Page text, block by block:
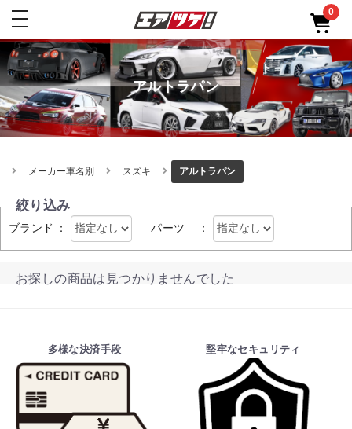
toggle
0
アルトラパン
メーカー車名別 スズキ アルトラパン
絞り込み
ブランド ： パーツ ：
お探しの商品は見つかりませんでした
多様な決済手段 堅牢なセキュリティ